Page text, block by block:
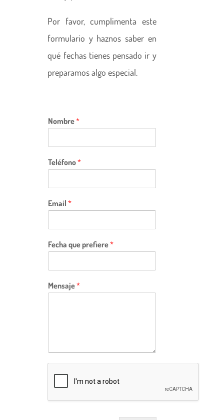
Por favor, cumplimenta este
formulario y haznos saber en
qué fechas tienes pensado ir y
preparamos algo especial.
Nombre*
Teléfono*
Email*
Fecha que prefiere*
Mensaje*